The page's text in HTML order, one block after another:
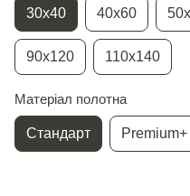
30х40 40х60
90х120 110х140
Матеріал полотна
Стандарт Premium+